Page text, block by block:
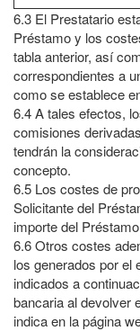
6.3 El Prestatario
Préstamo y los
tabla anterior, así
correspondientes a
como se establece
6.4A tales efectos,
comisiones
tendrán la
concepto.
6.5 Los costes de
Solicitante del
importe del
6.6Otros costes
los generados por el
indicados a
bancaria al devolver
indica en la página